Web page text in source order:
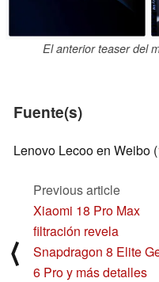
El anterior teaser del
Fuente(s)
Lenovo Lecoo en Weibo (
⟨
Previous article
Xiaomi 18 Pro Max
filtración revela
Snapdragon 8 Elite
6 Pro y más detalles